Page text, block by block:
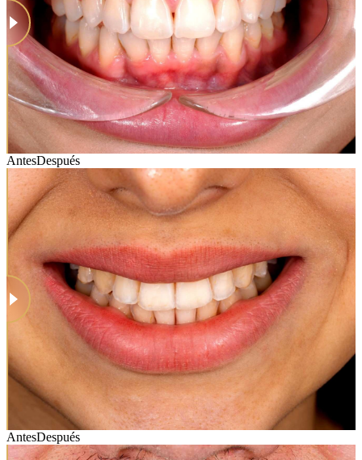
AntesDespués
AntesDespués